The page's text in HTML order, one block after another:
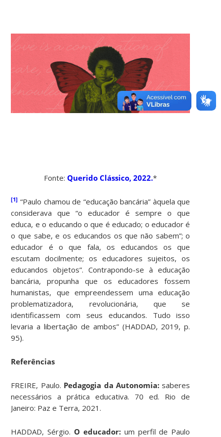
Fonte:Querido Clássico, 2022.*
[1] “Paulo chamou de “educação bancária” àquela que
considerava que “o educador é sempre o que
educa, e o educando o que é educado; o educador é
o que sabe, e os educandos os que não sabem”; o
educador é o que fala, os educandos os que
escutam docilmente; os educadores sujeitos, os
educandos objetos”. Contrapondo-se à educação
bancária, propunha que os educadores fossem
humanistas, que empreendessem uma educação
problematizadora, revolucionária, que se
identificassem com seus educandos. Tudo isso
levaria a libertação de ambos” (HADDAD, 2019, p.
95).
Referências
FREIRE, Paulo. Pedagogia da Autonomia:saberes
necessários a prática educativa. 70 ed. Rio de
Janeiro: Paz e Terra, 2021.
HADDAD, Sérgio. O educador: um perfil de Paulo